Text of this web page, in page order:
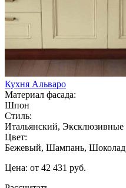
Кухня Альваро
Материал фасада:
Шпон
Стиль:
Итальянский, Эксклюзивные
Цвет:
Бежевый, Шампань, Шоколад
Цена: от 42 431 руб.